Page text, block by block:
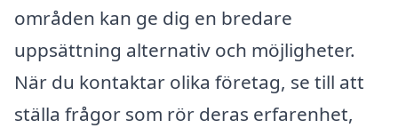
områden kan ge dig en bredare
uppsättning alternativ och möjligheter.
När du kontaktar olika företag, se till att
ställa frågor som rör deras erfarenhet,